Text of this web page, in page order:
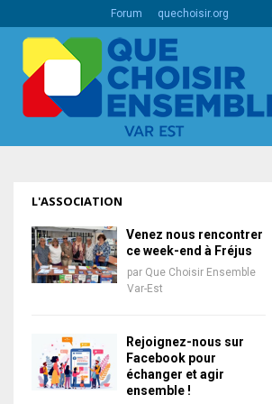
Forum quechoisir.org
barres internationaux
L'ASSOCIATION
Venez nous rencontrer
ce week-end à Fréjus
par Que Choisir Ensemble
Var-Est
Rejoignez-nous sur
Facebook pour
échanger et agir
ensemble !